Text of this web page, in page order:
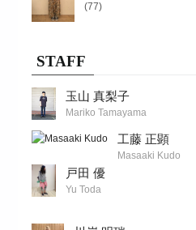
(77)
STAFF
玉山 真梨子
Mariko Tamayama
工藤 正顕
Masaaki Kudo
戸田 優
Yu Toda